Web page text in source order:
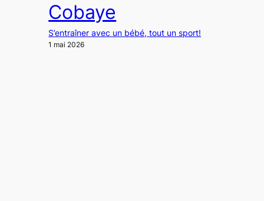
Cobaye
S’entraîner avec un bébé, tout un sport!
1 mai 2026